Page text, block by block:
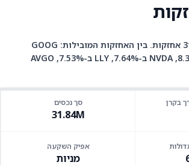
GK היא קרן סל עם 31 אחזקות. בין האחזקות המובילות: GOOG
ב-8.59%, MU ב-8.36%, NVDA ב-7.64%, LLY ב-7.53%, AVGO
בקרן סך נכסים
31.84M
אפיק השקעה
מניות